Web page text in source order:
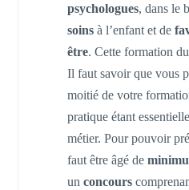
psychologues, dans le
soinsà l’enfant et de
être. Cette formation
Il faut savoir que vous
moitié de votre
pratique étant
métier. Pour pouvoir
faut être âgé de
un concours